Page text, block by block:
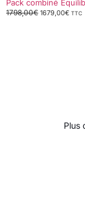
Pack combiné
1798,00€ 1679,00€ TTC
Plus